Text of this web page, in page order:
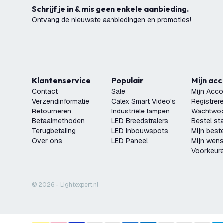
Schrijf je in & mis geen enkele aanbieding.
Ontvang de nieuwste aanbiedingen en promoties!
Klantenservice
Contact
Verzendinformatie
Retourneren
Betaalmethoden
Terugbetaling
Over ons
Populair
Sale
Calex Smart Video's
Industriële lampen
LED Breedstralers
LED Inbouwspots
LED Paneel
Mijn
Mijn
Bestel
Mijn
Mijn
© 2026 - Lightexpert.nl